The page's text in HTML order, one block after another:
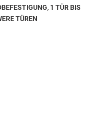
1 TÜR BIS
TÜREN